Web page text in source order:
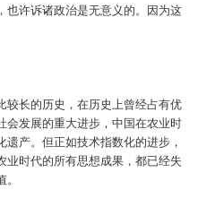
也许诉诸政治是无意义的。因为这
较长的历史，在历史上曾经占有优
会发展的重大进步，中国在农业时
产。但正如技术指数化的进步，
业时代的所有思想成果，都已经失